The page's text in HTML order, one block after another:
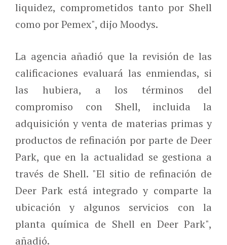
liquidez, comprometidos tanto por Shell
como por Pemex", dijo Moodys.
La agencia añadió que la revisión de las
calificaciones evaluará las enmiendas, si
las hubiera, a los términos del
compromiso con Shell, incluida la
adquisición y venta de materias primas y
productos de refinación por parte de Deer
Park, que en la actualidad se gestiona a
través de Shell. "El sitio de refinación de
Deer Park está integrado y comparte la
ubicación y algunos servicios con la
planta química de Shell en Deer Park",
añadió.